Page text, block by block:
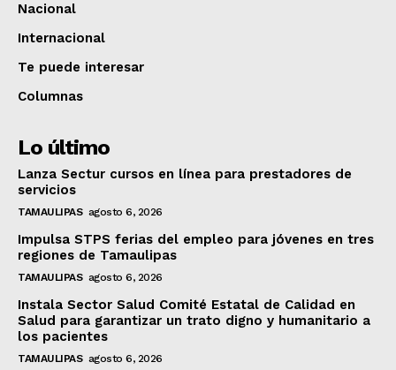
Nacional
Internacional
Te puede interesar
Columnas
Lo último
Lanza Sectur cursos en línea para prestadores de
servicios
TAMAULIPAS agosto 6, 2026
Impulsa STPS ferias del empleo para jóvenes en tres
regiones de Tamaulipas
TAMAULIPAS agosto 6, 2026
Instala Sector Salud Comité Estatal de Calidad en
Salud para garantizar un trato digno y humanitario a
los pacientes
TAMAULIPAS agosto 6, 2026